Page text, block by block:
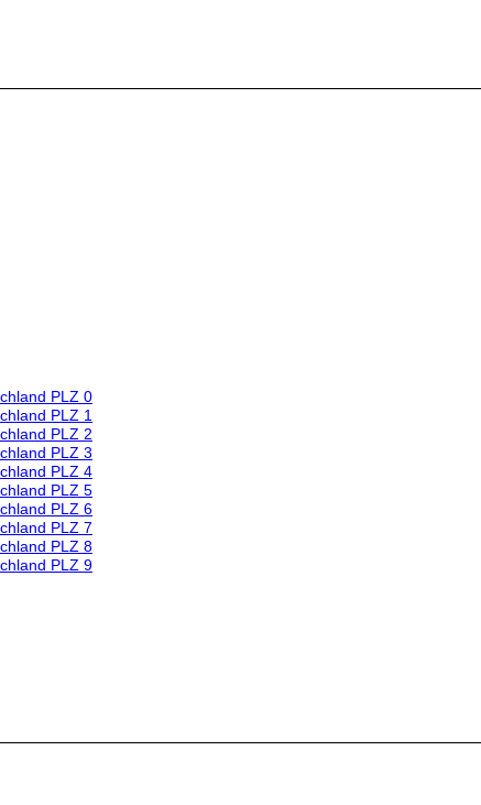
PLZ 0
PLZ 1
PLZ 2
PLZ 3
PLZ 4
PLZ 5
PLZ 6
PLZ 7
PLZ 8
PLZ 9